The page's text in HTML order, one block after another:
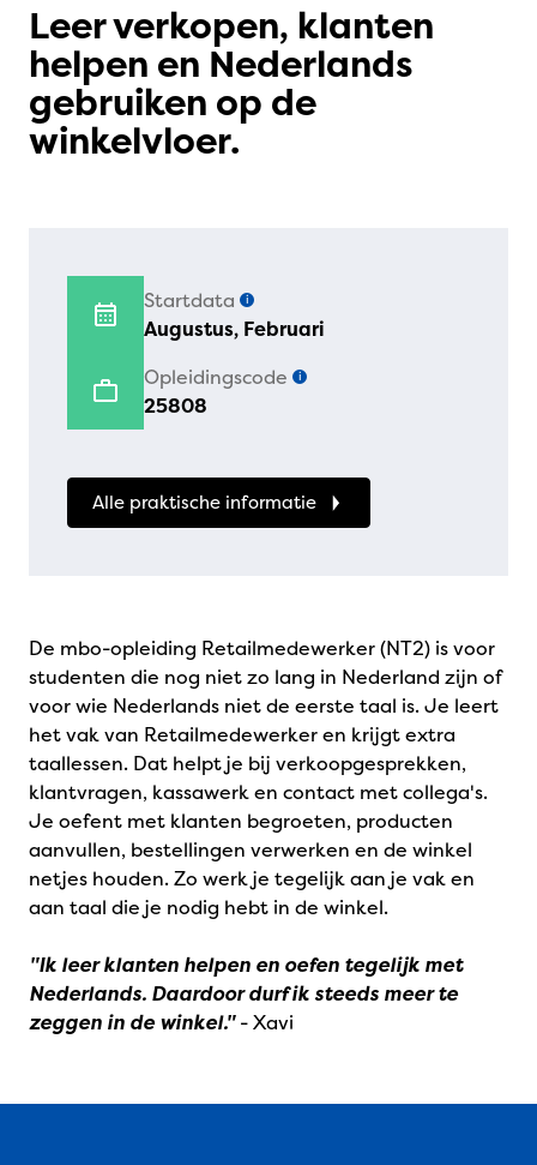
Leer verkopen, klanten
helpen en Nederlands
gebruiken op de
winkelvloer.
Startdata i
Augustus, Februari
Opleidingscode
i
25808
Alle praktische informatie
De mbo-opleiding Retailmedewerker (NT2) is voor
studenten die nog niet zo lang in Nederland zijn of
voor wie Nederlands niet de eerste taal is. Je leert
het vak van Retailmedewerker en krijgt extra
taallessen. Dat helpt je bij verkoopgesprekken,
klantvragen, kassawerk en contact met collega's.
Je oefent met klanten begroeten, producten
aanvullen, bestellingen verwerken en de winkel
netjes houden. Zo werk je tegelijk aan je vak en
aan taal die je nodig hebt in de winkel.
"Ik leer klanten helpen en oefen tegelijk met
Nederlands. Daardoor durf ik steeds meer te
zeggen in de winkel."- Xavi